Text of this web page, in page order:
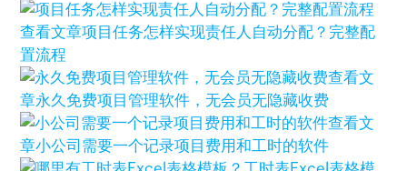
查看文章项目任务怎样实现责任人自动分配？完整配
置流程
查看文
章永久免费项目管理软件，无会员无隐藏收费
查看文
章小公司需要一个记录项目费用和工时的软件